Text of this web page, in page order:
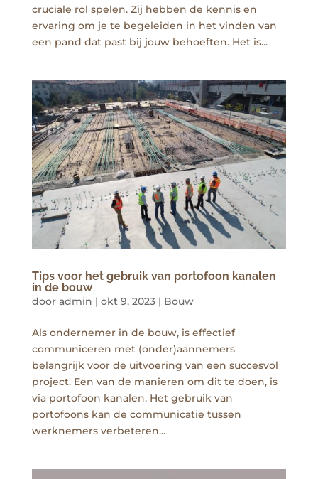
cruciale rol spelen. Zij hebben de kennis en
ervaring om je te begeleiden in het vinden van
een pand dat past bij jouw behoeften. Het is...
Tips voor het gebruik van portofoon kanalen
in de bouw
door admin | okt 9, 2023 | Bouw
Als ondernemer in de bouw, is effectief
communiceren met (onder)aannemers
belangrijk voor de uitvoering van een succesvol
project. Een van de manieren om dit te doen, is
via portofoon kanalen. Het gebruik van
portofoons kan de communicatie tussen
werknemers verbeteren...